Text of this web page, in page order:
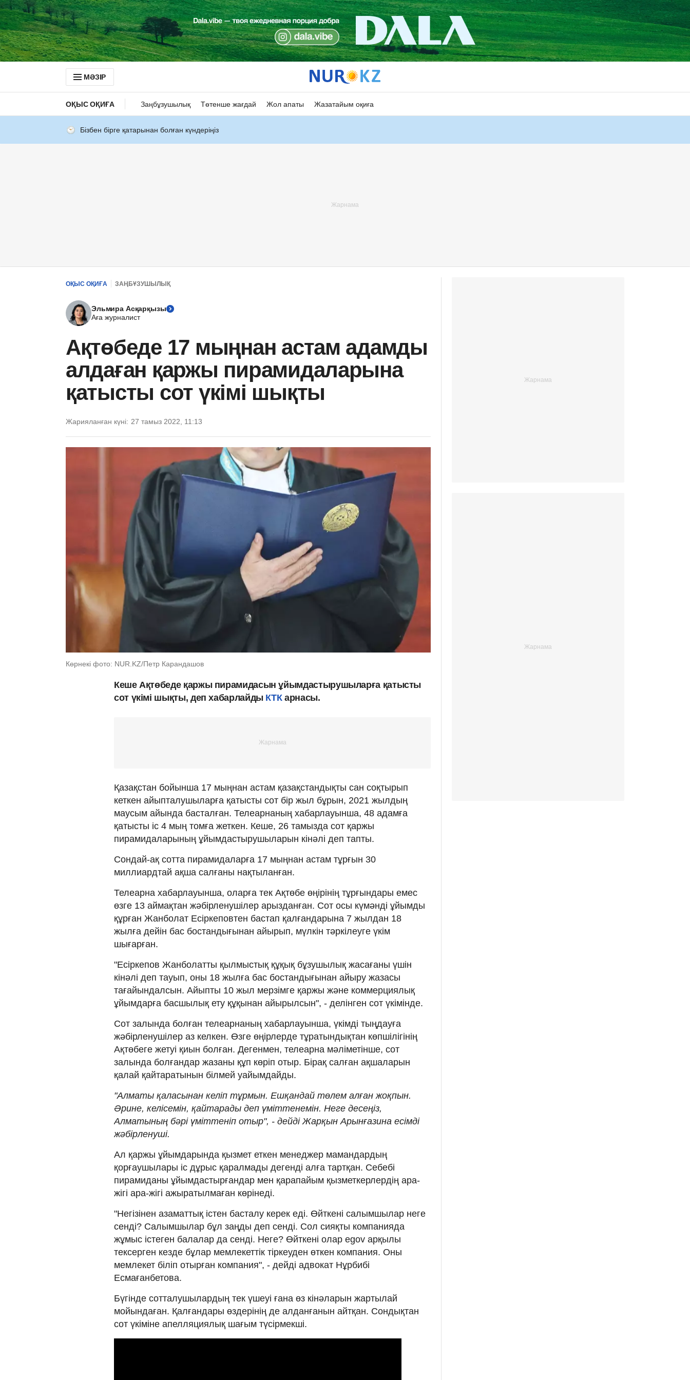
МӘЗІР
ОҚЫС ОҚИҒА Заңбұзушылық Төтенше жағдай Жол апаты Жазатайым оқиға
Бізбен бірге қатарынан болған күндеріңіз
ОҚЫС ОҚИҒА ЗАҢБҰЗУШЫЛЫҚ
Эльмира Асқарқызы
Аға журналист
Ақтөбеде 17 мыңнан астам адамды
алдаған қаржы пирамидаларына
қатысты сот үкімі шықты
Жарияланған күні: 27 тамыз 2022, 11:13
Көрнекі фото: NUR.KZ/Петр Карандашов
Кеше Ақтөбеде қаржы пирамидасын ұйымдастырушыларға қатысты
сот үкімі шықты, деп хабарлайды КТКарнасы.
Қазақстан бойынша 17 мыңнан астам қазақстандықты сан соқтырып
кеткен айыпталушыларға қатысты сот бір жыл бұрын, 2021 жылдың
маусым айында басталған. Телеарнаның хабарлауынша, 48 адамға
қатысты іс 4 мың томға жеткен. Кеше, 26 тамызда сот қаржы
пирамидаларының ұйымдастырушыларын кінәлі деп тапты.
Сондай-ақ сотта пирамидаларға 17 мыңнан астам тұрғын 30
миллиардтай ақша салғаны нақтыланған.
Телеарна хабарлауынша, оларға тек Ақтөбе өңірінің тұрғындары емес
өзге 13 аймақтан жәбірленушілер арызданған. Сот осы күмәнді ұйымды
құрған Жанболат Есіркеповтен бастап қалғандарына 7 жылдан 18
жылға дейін бас бостандығынан айырып, мүлкін тәркілеуге үкім
шығарған.
"Есіркепов Жанболатты қылмыстық құқық бұзушылық жасағаны үшін
кінәлі деп тауып, оны 18 жылға бас бостандығынан айыру жазасы
тағайындалсын. Айыпты 10 жыл мерзімге қаржы және коммерциялық
ұйымдарға басшылық ету құқынан айырылсын", - делінген сот үкімінде.
Сот залында болған телеарнаның хабарлауынша, үкімді тыңдауға
жәбірленушілер аз келкен. Өзге өңірлерде тұратындықтан көпшілігінің
Ақтөбеге жетуі қиын болған. Дегенмен, телеарна мәліметінше, сот
залында болғандар жазаны құп көріп отыр. Бірақ салған ақшаларын
қалай қайтаратынын білмей уайымдайды.
"Алматы қаласынан келіп тұрмын. Ешқандай төлем алған жоқпын.
Әрине, келісемін, қайтарады деп үміттенемін. Неге десеңіз,
Алматының бәрі үміттеніп отыр", - дейді Жарқын Арынғазина есімді
жәбірленуші.
Ал қаржы ұйымдарында қызмет еткен менеджер мамандардың
қорғаушылары іс дұрыс қаралмады дегенді алға тартқан. Себебі
пирамиданы ұйымдастырғандар мен қарапайым қызметкерлердің ара-
жігі ара-жігі ажыратылмаған көрінеді.
"Негізінен азаматтық істен басталу керек еді. Өйткені салымшылар неге
сенді? Салымшылар бұл заңды деп сенді. Сол сияқты компанияда
жұмыс істеген балалар да сенді. Неге? Өйткені олар egov арқылы
тексерген кезде бұлар мемлекеттік тіркеуден өткен компания. Оны
мемлекет біліп отырған компания", - дейді адвокат Нұрбибі
Есмағанбетова.
Бүгінде сотталушылардың тек үшеуі ғана өз кінәларын жартылай
мойындаған. Қалғандары өздерінің де алданғанын айтқан. Сондықтан
сот үкіміне апелляциялық шағым түсірмекші.